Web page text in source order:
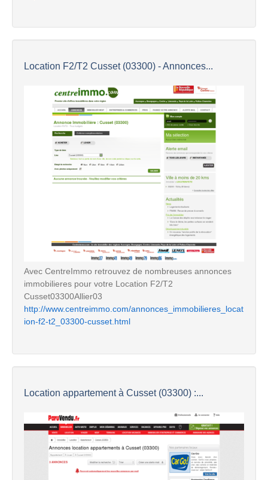
Location F2/T2 Cusset (03300) - Annonces...
Avec CentreImmo retrouvez de nombreuses annonces
immobilieres pour votre Location F2/T2
Cusset03300Allier03
http://www.centreimmo.com/annonces_immobilieres_locat
ion-f2-t2_03300-cusset.html
Location appartement à Cusset (03300) :...